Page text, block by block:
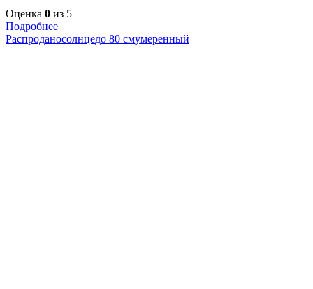
Оценка 0 из 5
Подробнее
Распроданосолнцедо 80 смумеренный